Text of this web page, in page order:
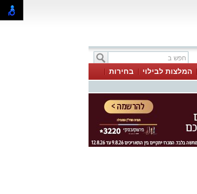
המלצות לבילוי
בחירות